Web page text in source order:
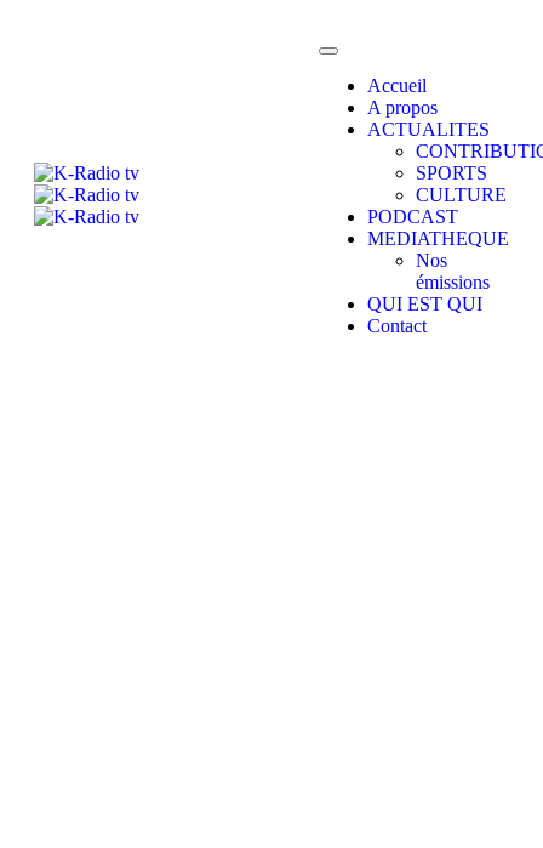
Accueil
A propos
ACTUALITES
SPORTS
CULTURE
PODCAST
MEDIATHEQUE
Nos
émissions
QUI EST QUI
Contact